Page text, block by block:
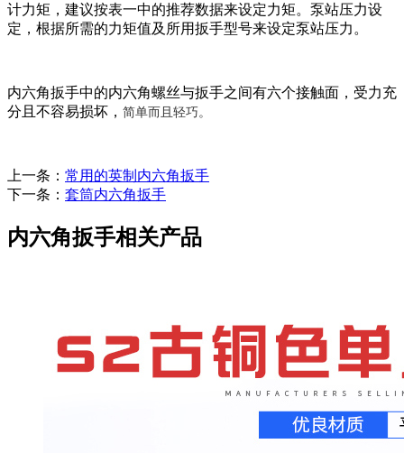
计力矩，建议按表一中的推荐数据来设定力矩。泵站压力设
定，根据所需的力矩值及所用扳手型号来设定泵站压力。
内六角扳手中的内六角螺丝与扳手之间有六个接触面，受力充
分且不容易损坏， 简单而且轻巧。
上一条： 常用的英制内六角扳手
下一条： 套筒内六角扳手
内六角扳手相关产品